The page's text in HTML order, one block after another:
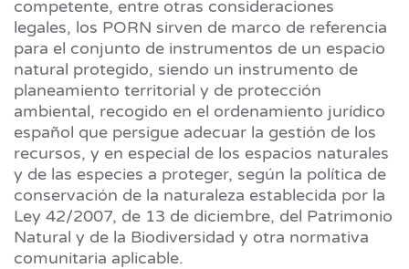
competente, entre otras consideraciones
legales, los PORN sirven de marco de referencia
para el conjunto de instrumentos de un espacio
natural protegido, siendo un instrumento de
planeamiento territorial y de protección
ambiental, recogido en el ordenamiento jurídico
español que persigue adecuar la gestión de los
recursos, y en especial de los espacios naturales
y de las especies a proteger, según la política de
conservación de la naturaleza establecida por la
Ley 42/2007, de 13 de diciembre, del Patrimonio
Natural y de la Biodiversidad y otra normativa
comunitaria aplicable.